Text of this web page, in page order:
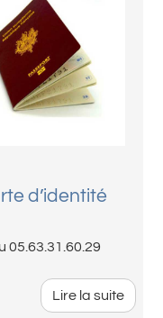
d’identité
05.63.31.60.29
Lire la suite